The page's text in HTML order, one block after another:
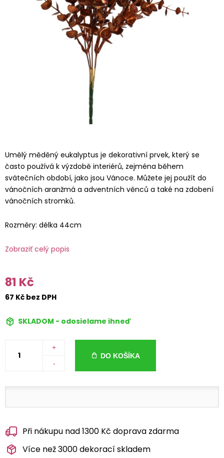
Umělý měděný eukalyptus je dekorativní prvek, který se
často používá k výzdobě interiérů, zejména během
svátečních období, jako jsou Vánoce. Můžete jej použít do
vánočních aranžmá a adventních věnců a také na zdobení
vánočních stromků.
Rozměry: délka 44cm
Zobraziť celý popis
81 Kč
67 Kč bez DPH
SKLADOM - odosielame ihneď
+
-
DO KOŠÍKA
Při nákupu nad 1300 Kč doprava zdarma
Více než 3000 dekorací skladem